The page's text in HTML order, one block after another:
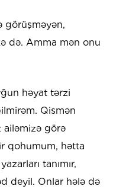
görüşməyən,
də. Amma mən onu
həyat tərzi
Qismən
ailəmizə görə
qohumum, hətta
tanımır,
deyil. Onlar hələ də